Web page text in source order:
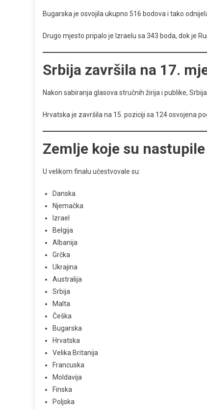
Bugarska je osvojila ukupno 516 bodova i tako
Drugo mjesto pripalo je Izraelu sa 343 boda, dok je
Srbija završila na 17.
Nakon sabiranja glasova stručnih žirija i publike,
Hrvatska je završila na 15. poziciji sa 124 osvojena
Zemlje koje su
U velikom finalu učestvovale su:
Danska
Njemačka
Izrael
Belgija
Albanija
Grčka
Ukrajina
Australija
Srbija
Malta
Češka
Bugarska
Hrvatska
Velika Britanija
Francuska
Moldavija
Finska
Poljska